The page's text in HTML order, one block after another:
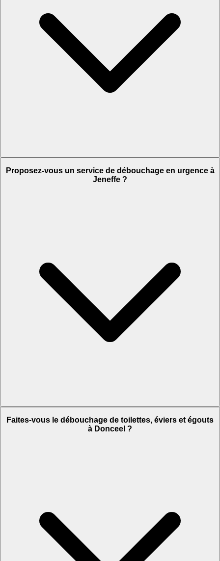
Proposez-vous un service de débouchage en urgence à
Jeneffe ?
Faites-vous le débouchage de toilettes, éviers et égouts
à Donceel ?